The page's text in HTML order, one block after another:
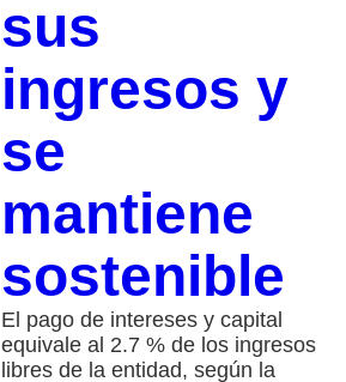
sus
ingresos y
se
mantiene
sostenible
El pago de intereses y capital
equivale al 2.7 % de los ingresos
libres de la entidad, según la